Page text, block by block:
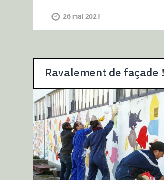
26 mai 2021
Ravalement de façade !